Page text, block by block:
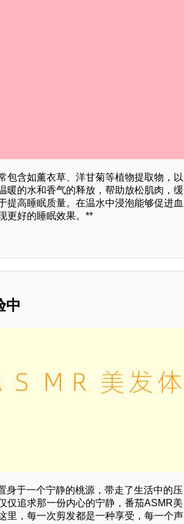
包含如薰衣草、洋甘菊等植物提取物，以
暖的水和香气的释放，帮助放松肌肉，缓
提高睡眠质量。在温水中浸泡能够促进血
更好的睡眠效果。**
中
身于一个宁静的桃源，带走了生活中的压
仅追求那一份内心的宁静，番茄ASMR美
里，每一次剪发都是一种享受，每一个声